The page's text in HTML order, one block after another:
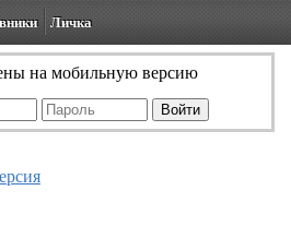
Личка
на мобильную версию